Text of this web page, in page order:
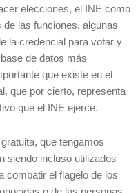
elecciones, el INE como
las funciones, algunas
la credencial para votar y
de datos más
que existe en el
que por cierto, representa
que el INE ejerce.
que tengamos
siendo incluso utilizados
combatir el flagelo de los